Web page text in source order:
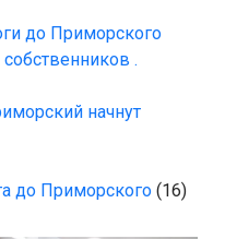
до Приморского
.
начнут
до Приморского (16)